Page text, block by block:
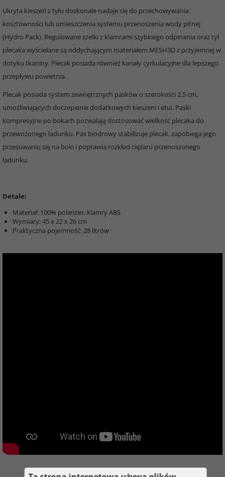
Ukryta kieszeń z tyłu doskonale nadaje się do przechowywania
kosztowności lub umieszczenia systemu przenoszenia wody pitnej
(Hydro Pack). Regulowane szelki z klamrami szybkiego odpinania oraz tył
plecaka wyściełane są oddychającym materiałem MESH3D z przyjemnej w
dotyku tkaniny. Plecak posiada również kanały cyrkulacyjne dla lepszego
przepływu powietrza.
Plecak posiada system zewnętrznych pasków o szerokości 2,5 cm,
umożliwiających doczepienie dodatkowych kieszeni i etui. Paski
kompresyjne po bokach pozwalają dostosować wielkość plecaka do
przewożonego ładunku. Pas biodrowy stabilizuje plecak, zapobiega jego
przesuwaniu się na boki i poprawia rozkład ciężaru przenoszonego
ładunku.
Detale:
Materiał: 100% poliester, klamry ABS
Wymiary: 45 x 22 x 26 cm
Praktyczna pojemność: 28 litrów